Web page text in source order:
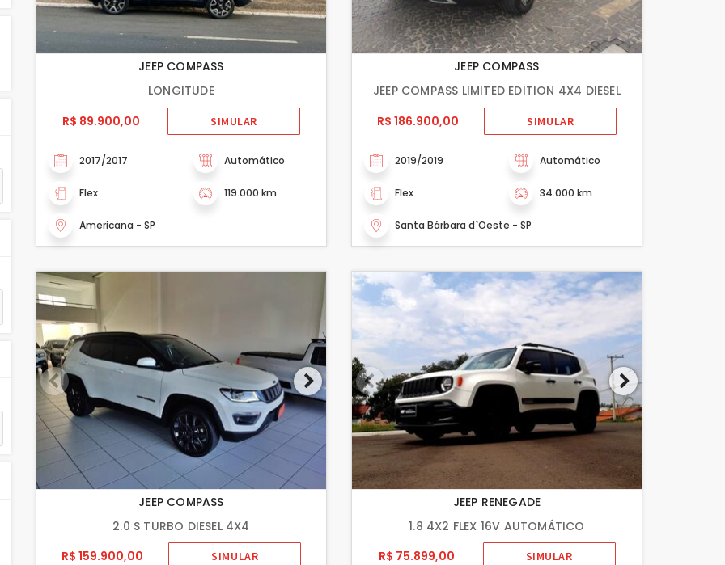
JEEP COMPASS
LONGITUDE
R$ 89.900,00
SIMULAR
2017/2017 Automático
Flex 119.000 km
Americana - SP
JEEP COMPASS
JEEP COMPASS LIMITED EDITION 4X4 DIESEL
R$ 186.900,00
SIMULAR
2019/2019 Automático
Flex 34.000 km
Santa Bárbara d`Oeste - SP
JEEP COMPASS
2.0 S TURBO DIESEL 4X4
R$ 159.900,00
SIMULAR
JEEP RENEGADE
1.8 4X2 FLEX 16V AUTOMÁTICO
R$ 75.899,00
SIMULAR